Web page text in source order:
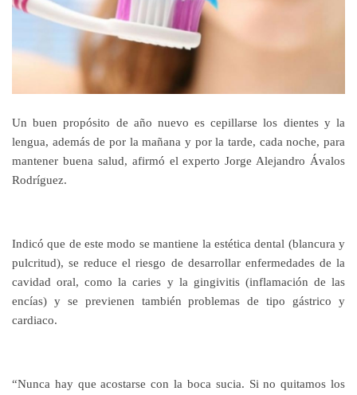
Un buen propósito de año nuevo es cepillarse los dientes y la
lengua, además de por la mañana y por la tarde, cada noche, para
mantener buena salud, afirmó el experto Jorge Alejandro Ávalos
Rodríguez.
Indicó que de este modo se mantiene la estética dental (blancura y
pulcritud), se reduce el riesgo de desarrollar enfermedades de la
cavidad oral, como la caries y la gingivitis (inflamación de las
encías) y se previenen también problemas de tipo gástrico y
cardiaco.
“Nunca hay que acostarse con la boca sucia. Si no quitamos los